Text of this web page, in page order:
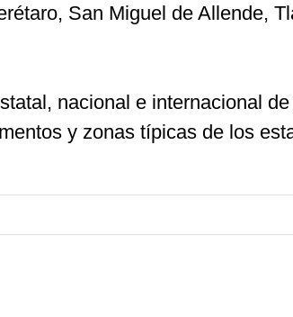
San Miguel de Allende,
nacional e internacional
y zonas típicas de los